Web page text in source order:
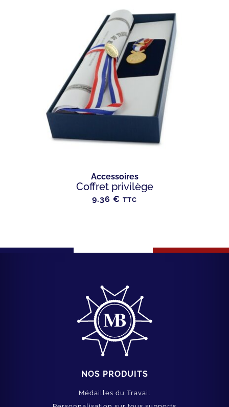
Accessoires
Coffret privilège
9.36 € TTC
NOS PRODUITS
Médailles du Travail